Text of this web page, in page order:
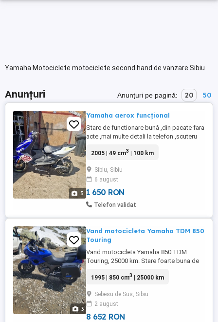
Yamaha Motociclete motociclete second hand de vanzare Sibiu
Anunțuri Anunțuri pe pagină: 20 50
5
Yamaha aerox funcțional
Stare de functionare bună ,din pacate fara
acte ,mai multe detali la telefon ,scuteru
estetice ,mecanic funcțional
2005 | 49 cm3 | 100 km
Sibiu, Sibiu
6 august
1 650 RON
Telefon validat
3
Vand motocicleta Yamaha TDM 850
Touring
Vand motocicleta Yamaha 850 TDM
Touring, 25000 km. Stare foarte buna de
negociabil. Mai multe detalii la telefon .
1995 | 850 cm3 | 25000 km
Sebesu de Sus, Sibiu
2 august
8 652 RON